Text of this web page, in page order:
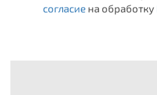
согласиена обработку